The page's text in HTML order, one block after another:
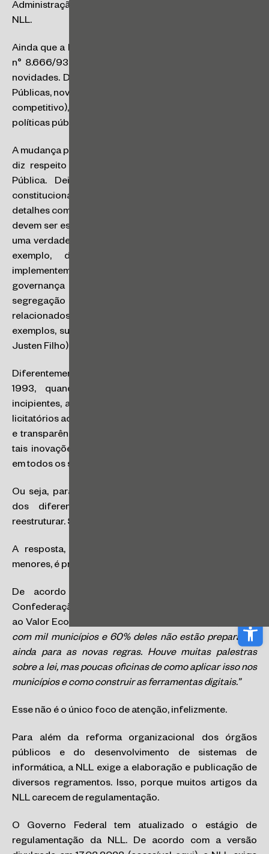
Administração Pública está pronta para implementar a
NLL.
Ainda que a NLL não represente uma ruptura com a Lei
n° 8.666/93, é indiscutível que ela trouxe importantes
novidades. Destacamos o Portal Nacional de Compras
Públicas, novas formas de contratação (como o diálogo
competitivo), e o posicionamento da lei como vetor de
políticas públicas (temas que tratamos
A mudança possivelmente mais profunda que a NLL traz
diz respeito à organização interna da Administração
Pública. Deixando de lado a discussão sobre a
constitucionalidade de uma lei federal definir em
detalhes como os órgãos de todos os entes federativos
devem ser estruturar, fato é que a NLL busca promover
uma verdadeira reforma da Administração Pública. Por
exemplo, determina que os órgãos públicos
implementem gestão por competências (art. 7°),
governança pública (art. 11, parágrafo único) e
segregação de funções (art. 7°, § 1°) nos processos
relacionados a licitações e contratações (para mais
exemplos, sugerimos este
Justen Filho).
Diferentemente da Lei n° 8.666, que entrou em vigor em
1993, quando a informática e a internet eram
incipientes, a NLL tem a virtude de trazer os processos
licitatórios ao ambiente digital, privilegiando a agilidade
e transparência das compras públicas. Por outro lado,
tais inovações exigem que a Administração Pública –
em todos os seus níveis – crie novos sistemas.
Ou seja, para implementar a NLL, os órgãos públicos
dos diferentes entes federativos terão que se
reestruturar. Será que estão prontos?
A resposta, especialmente considerando municípios
menores, é preocupante.
De acordo com Paulo Ziulkoski, presidente da
Confederação Nacional dos Municípios, em entrevista
ao Valor Econômico (acessível
com mil municípios e 60% deles não estão preparados
ainda para as novas regras. Houve muitas palestras
sobre a lei, mas poucas oficinas de como aplicar isso nos
municípios e como construir as ferramentas digitais.”
Esse não é o único foco de atenção, infelizmente.
Para além da reforma organizacional dos órgãos
públicos e do desenvolvimento de sistemas de
informática, a NLL exige a elaboração e publicação de
diversos regramentos. Isso, porque muitos artigos da
NLL carecem de regulamentação.
O Governo Federal tem atualizado o estágio de
regulamentação da NLL. De acordo com a versão